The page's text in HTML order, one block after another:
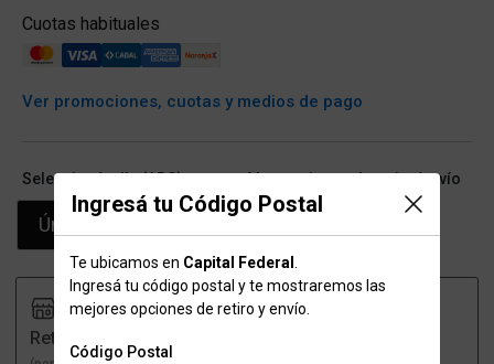
Ingresá tu Código Postal
Te ubicamos en Capital Federal
Ingresá tu código postal y te mostraremos las
mejores opciones de retiro y envío.
Código Postal
Cuotas habituales
Ver promociones, cuotas y medios de pago
Seleccioná talle (ARG) y conocé las opciones de retiro/envío
Único
Retiro